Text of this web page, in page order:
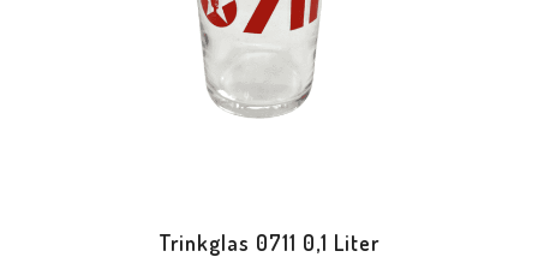
Trinkglas 0711 0,1 Liter